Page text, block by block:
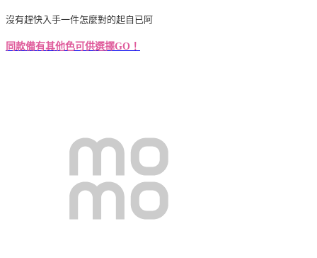
沒有趕快入手一件怎麼對的起自已阿
同款備有其他色可供選擇GO！